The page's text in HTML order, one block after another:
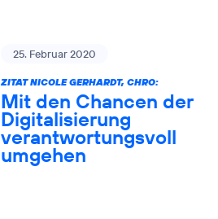
25. Februar 2020
ZITAT NICOLE GERHARDT, CHRO:
Mit den Chancen der
Digitalisierung
verantwortungsvoll
umgehen